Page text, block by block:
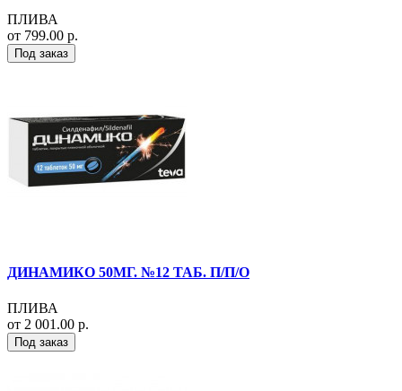
ПЛИВА
от 799.00 р.
Под заказ
ДИНАМИКО 50МГ. №12 ТАБ. П/П/О
ПЛИВА
от 2 001.00 р.
Под заказ